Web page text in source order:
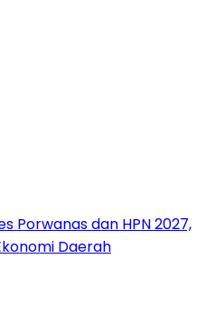
Porwanas dan HPN 2027,
Daerah